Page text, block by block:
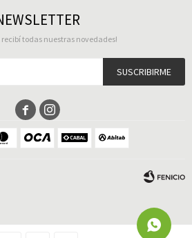
recibí todas nuestras novedades!
SUSCRIBIRME
 